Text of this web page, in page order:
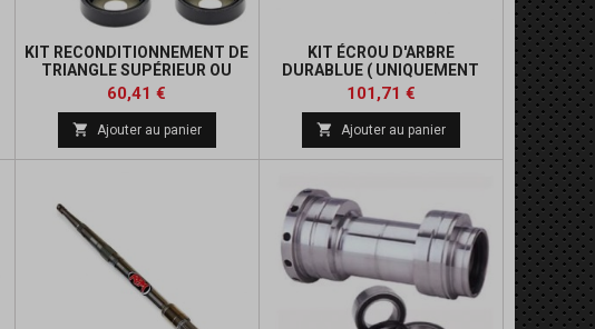
KIT RECONDITIONNEMENT DE
TRIANGLE SUPÉRIEUR OU
INFÉRIEUR ALL BALLS
Prix
60,41 €
base
 Ajouter au panier
KIT ÉCROU D'ARBRE
DURABLUE ( UNIQUEMENT
POUR ARBRE ELIMINATOR)
Prix
101,71 €Prix
de
base
 Ajouter au panier